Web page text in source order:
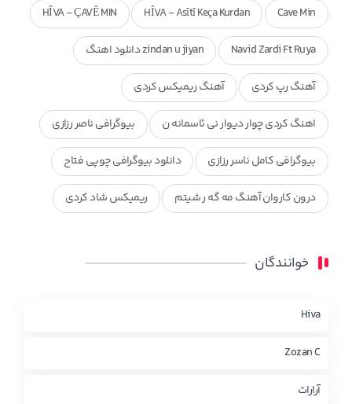
Cave Min
HÎVA - Asîtî Keça Kurdan
HÎVA - ÇAVÊ MIN
Navid Zardi Ft Ruya zindan u jiyan دانلود اهنگ
آهنگ رپ کردی آهنگ ریمیکس کردی
اهنگ کردی چوار دیوار نی ئاسمانه ن بیوگرافی ناصر رزازی
بیوگرافی کامل ناسر رزازی دانلود بیوگرافی چوپی فتاح
درون کاروان آهنگ مه گه ر شیتم ریمیکس شاد کردی
محمد جزا
چاو من
خوانندگان
Hiva
Zozan C
آرارات